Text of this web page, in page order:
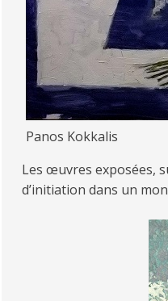
Panos Kokkalis
Les œuvres exposées,
d’initiation dans un